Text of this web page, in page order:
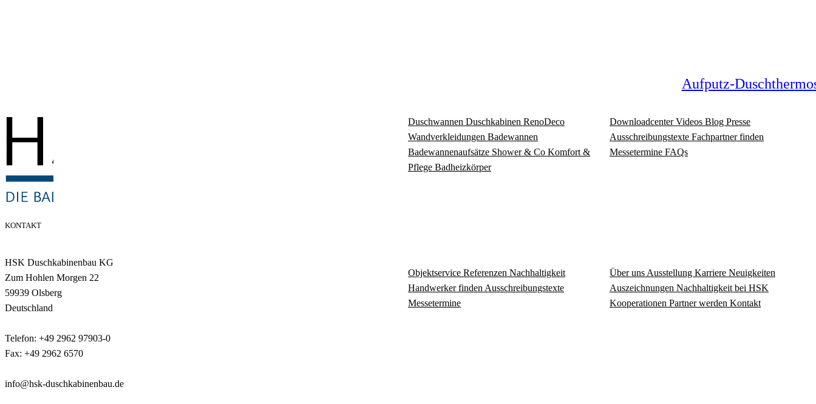
Aufputz-
KONTAKT
HSK Duschkabinenbau KG
Zum Hohlen Morgen 22
59939 Olsberg
Deutschland
Telefon: +49 2962 97903-0
Fax: +49 2962 6570
info@hsk-duschkabinenbau.de
Duschwannen Duschkabinen RenoDeco
Wandverkleidungen Badewannen
Badewannenaufsätze Shower & Co Komfort &
Pflege Badheizkörper
Download­centerVideos Blog Presse
Ausschreibungstexte Fachpartner finden
Messetermine FAQs
Objektservice Referenzen Nachhaltigkeit
Handwerker finden Ausschreibungstexte
Messetermine
Über uns Ausstellung Karriere Neuigkeiten
Auszeichnungen Nachhaltigkeit bei HSK
Kooperationen Partner werden Kontakt